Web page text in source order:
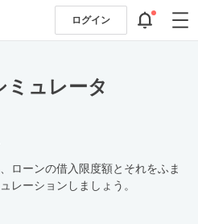
ログイン
ミュレータ
ローンの借入限度額とそれをふま
レーションしましょう。